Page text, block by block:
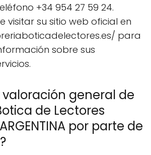
+34 954 27 59 24.
visitar su sitio web oficial en
para
sobre sus
valoración general de
de Lectores
ARGENTINA por parte de